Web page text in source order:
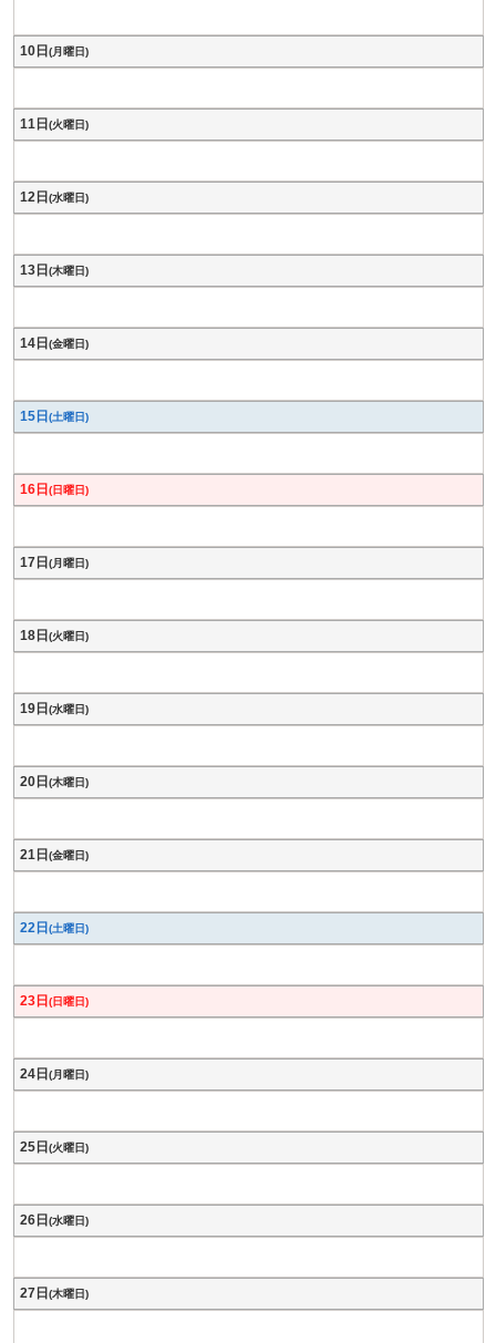
10日 (月曜日)
11日 (火曜日)
12日 (水曜日)
13日 (木曜日)
14日 (金曜日)
15日 (土曜日)
16日 (日曜日)
17日 (月曜日)
18日 (火曜日)
19日 (水曜日)
20日 (木曜日)
21日 (金曜日)
22日 (土曜日)
23日 (日曜日)
24日 (月曜日)
25日 (火曜日)
26日 (水曜日)
27日 (木曜日)